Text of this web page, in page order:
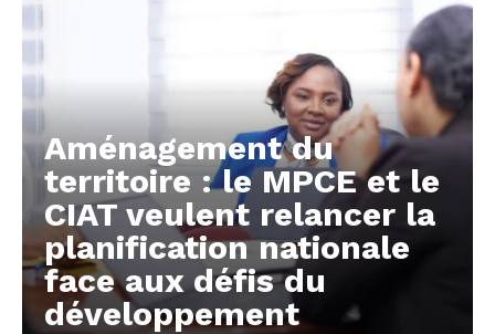
Aménagement du
territoire : le MPCE et le
CIAT veulent relancer la
planification nationale
face aux défis du
développement